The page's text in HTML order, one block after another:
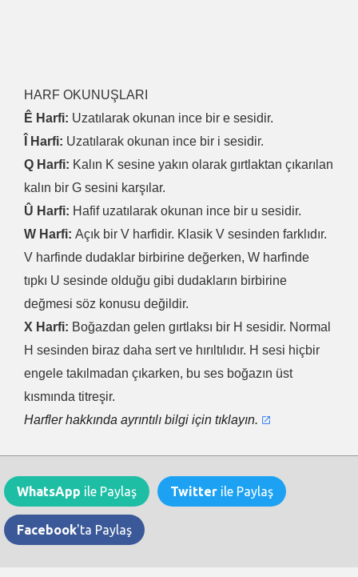
HARF OKUNUŞLARI
Ê Harfi: Uzatılarak okunan ince bir e sesidir.
Î Harfi: Uzatılarak okunan ince bir i sesidir.
Q Harfi: Kalın K sesine yakın olarak gırtlaktan çıkarılan
kalın bir G sesini karşılar.
Û Harfi: Hafif uzatılarak okunan ince bir u sesidir.
W Harfi: Açık bir V harfidir. Klasik V sesinden farklıdır.
V harfinde dudaklar birbirine değerken, W harfinde
tıpkı U sesinde olduğu gibi dudakların birbirine
değmesi söz konusu değildir.
X Harfi: Boğazdan gelen gırtlaksı bir H sesidir. Normal
H sesinden biraz daha sert ve hırıltılıdır. H sesi hiçbir
engele takılmadan çıkarken, bu ses boğazın üst
kısmında titreşir.
Harfler hakkında ayrıntılı bilgi için tıklayın.
WhatsApp ile Paylaş Twitter ile Paylaş
Facebook'ta Paylaş